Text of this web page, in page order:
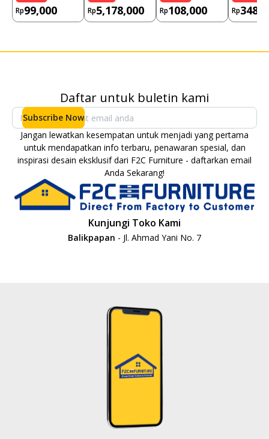
Rp99,000 Rp5,178,000 Rp108,000 Rp
Daftar untuk buletin kami
Subscribe Now
Jangan lewatkan kesempatan untuk menjadi yang pertama
untuk mendapatkan info terbaru, penawaran spesial, dan
inspirasi desain eksklusif dari F2C Furniture - daftarkan email
Anda Sekarang!
Kunjungi Toko Kami
Balikpapan - Jl. Ahmad Yani No. 7